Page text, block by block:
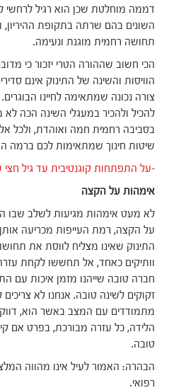
דממה מוחלטת שכן הוא רגיל לרחשי
השונים בהם שרתה בתקופת ההיריון,
תחושה רחמית מוגנת ונעימה.
הכי חשוב שההורה הטרי יזכור כי
הוויסות והשינה של התינוק אינם
צורה נכונה שמתאימה לחיינו
להכיל ולהכיר במעגלי השינה הכה לא
בסביבה רחמית חמה ואוהדת, ולכל
שיטות חינוך שמתאימות לכם ברמה
-על התפתחות קוגנטיבית עד גיל
אימהות על הקצה
לא מעט אימהות מגיעות לשלב שבו הן
על הקצה, רמת העייפות מכריעה אותן
התינוק שאינו מצליח לווסת את
וותיקים כאחד, אל תחששו לקחת עזרה
חברה טובה שייהנו מזמן איכות עם
זקוקים לשינה טובה. אנחנו לא צריכים
מתמודדים עם המצב באשר הוא,
הלידה, כל עזרה מבורכת, בפרט אם
טובה.
הבהרה: האמור לעיל אינו מהווה
רפואי.